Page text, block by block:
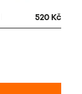
520 Kč